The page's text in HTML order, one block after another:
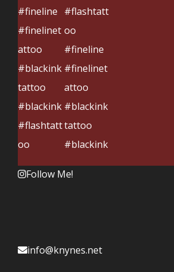
Follow Me!
info@knynes.net